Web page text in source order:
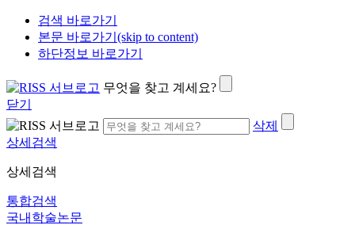
검색 바로가기
본문 바로가기(skip to content)
하단정보 바로가기
무엇을 찾고 계세요?
닫기
삭제
상세검색
상세검색
통합검색
국내학술논문